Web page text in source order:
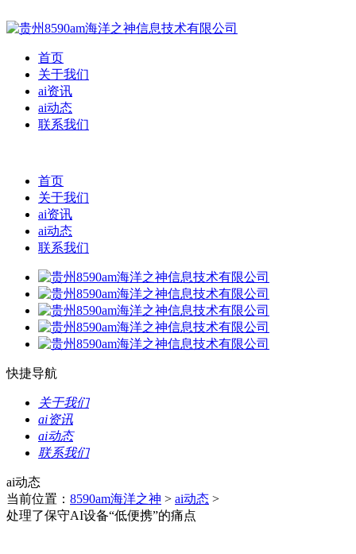
首页
关于我们
ai资讯
ai动态
联系我们
首页
关于我们
ai资讯
ai动态
联系我们
快捷导航
关于我们
ai资讯
ai动态
联系我们
ai动态
当前位置： 8590am海洋之神 > ai动态 >
处理了保守AI设备“低便携”的痛点